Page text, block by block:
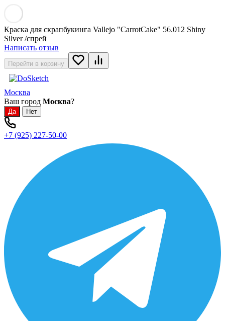
Краска для скрапбукинга Vallejo "CarrotCake" 56.012 Shiny
Silver /спрей
Написать отзыв
Перейти в корзину
Москва
Ваш город Москва?
+7 (925) 227-50-00